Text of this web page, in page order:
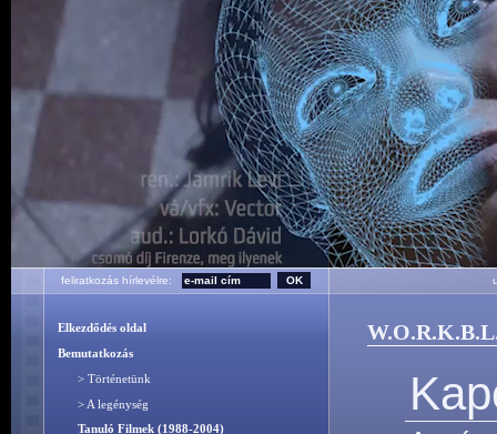
feliratkozás hírlevélre:
Elkezdődés oldal
Bemutatkozás
> Történetünk
> A legénység
Tanuló Filmek (1988-2004)